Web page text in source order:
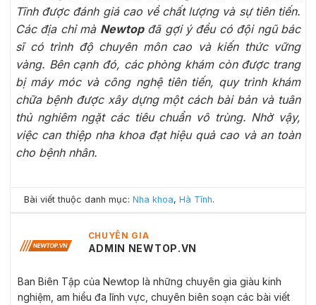
Tĩnh được đánh giá cao về chất lượng và sự tiên tiến.
Các địa chỉ mà Newtopđã gợi ý đều có đội ngũ bác
sĩ có trình độ chuyên môn cao và kiến thức vững
vàng. Bên cạnh đó, các phòng khám còn được trang
bị máy móc và công nghệ tiên tiến, quy trình khám
chữa bệnh được xây dựng một cách bài bản và tuân
thủ nghiêm ngặt các tiêu chuẩn vô trùng. Nhờ vậy,
việc can thiệp nha khoa đạt hiệu quả cao và an toàn
cho bệnh nhân.
Bài viết thuộc danh mục:Nha khoa,Hà Tĩnh.
CHUYÊN GIA
ADMIN NEWTOP.VN
Ban Biên Tập của Newtop là những chuyên gia giàu kinh
nghiệm, am hiểu đa lĩnh vực, chuyên biên soạn các bài viết